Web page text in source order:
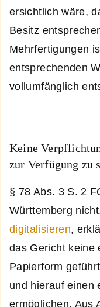
ersichtlich wäre,
Besitz
Mehrfertigungen
entsprechenden
vollumfänglich
Keine
zur Verfügung zu
§ 78 Abs. 3 S. 2
Württemberg
digitalisieren,
das Gericht keine
Papierform
und hierauf einen
ermöglichen. Aus